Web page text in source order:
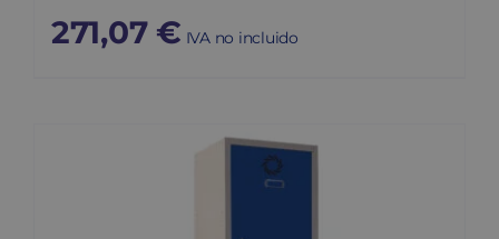
271,07 € IVA no incluido